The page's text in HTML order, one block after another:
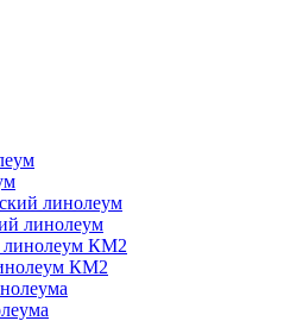
линолеум
КМ2